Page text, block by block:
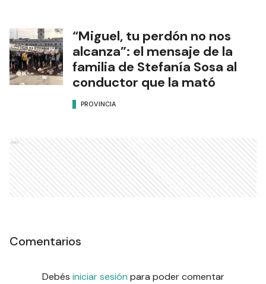
“Miguel, tu perdón no nos
alcanza”: el mensaje de la
familia de Stefanía Sosa al
conductor que la mató
PROVINCIA
Ads
Comentarios
Debés iniciar sesión para poder comentar